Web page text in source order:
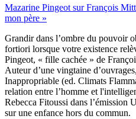
Mazarine Pingeot sur François
mon père »
Grandir dans l’ombre du pouvoir
fortiori lorsque votre existence
Pingeot, « fille cachée » de
Auteur d’une vingtaine
Inappropriable (ed. Climats
relation entre l’homme et
Rebecca Fitoussi dans l’émission
sur une enfance hors du commun.